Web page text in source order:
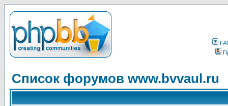
Список форумов www.bvvaul.ru